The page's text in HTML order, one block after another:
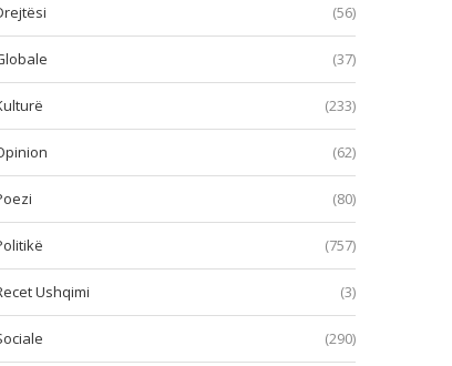
(56)
(37)
(233)
(62)
(80)
(757)
Ushqimi (3)
(290)